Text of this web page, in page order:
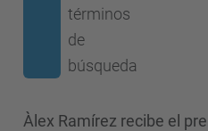
términos
de
búsqueda
Àlex Ramírez recibe el